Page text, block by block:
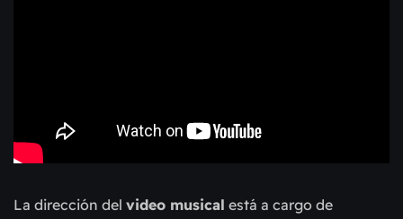
La dirección del video musical está a cargo de